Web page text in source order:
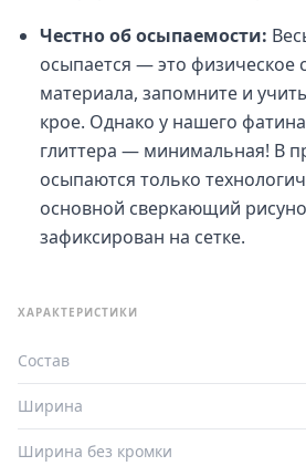
Честно об осыпаемости:
осыпается — это физическое
материала, запомните и
крое. Однако у нашего
глиттера — минимальная! В
осыпаются только
основной сверкающий
зафиксирован на сетке.
ХАРАКТЕРИСТИКИ
Состав
Ширина
Ширина без кромки